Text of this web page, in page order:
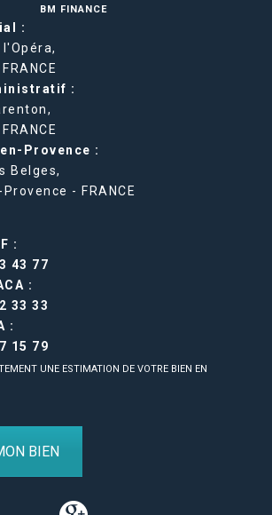
BM FINANCE
:
:
Provence :
Belges,
- FRANCE
:
43 77
:
33 33
:
15 79
UNE ESTIMATION DE VOTRE BIEN EN
BIEN